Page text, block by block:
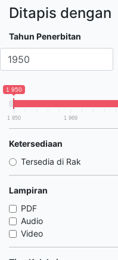
Ditapis dengan
Tahun Penerbitan
1 950
1 950 1 969
Ketersediaan
Tersedia di Rak
Lampiran
PDF
Audio
Video